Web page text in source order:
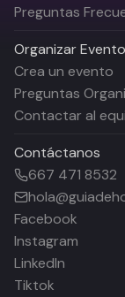
Preguntas
Organizar
Crea un evento
Preguntas
Contactar al
Contáctanos
667 471 8532
Facebook
Instagram
LinkedIn
Tiktok